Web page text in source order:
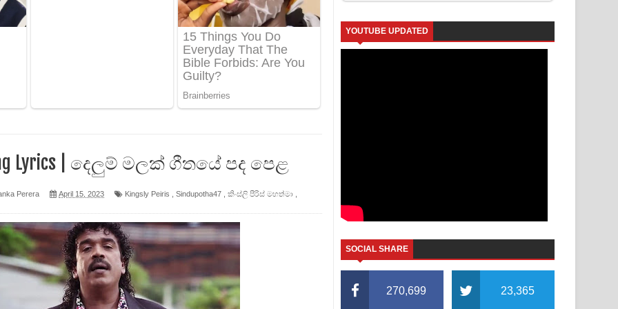
ලියන්න ගීතයේ පද පෙළ
Lyrics | දෙලුම් මලක් ගීතයේ පද පෙළ
Perera April 15, 2023 Kingsly Peiris Sindupotha47 කිංස්ලි පීරිස් මහත්මා
YOUTUBE UPDATED
SOCIAL SHARE
270,699 23,365